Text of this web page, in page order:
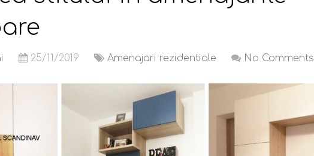
25/11/2019 Amenajari rezidentiale No Comments